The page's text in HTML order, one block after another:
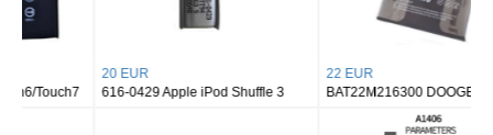
616-0429 Apple iPod Shuffle 3
BAT22M216300 DOOGEE S41